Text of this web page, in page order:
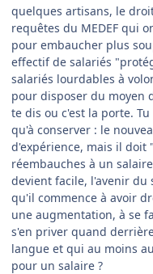
quelques artisans, le
requêtes du MEDEF qui
pour embaucher plus
effectif de salariés
salariés lourdables à
pour disposer du moyen
te dis ou c'est la porte.
qu'à conserver : le
d'expérience, mais il doit
réembauches à un
devient facile, l'avenir du
qu'il commence à avoir
une augmentation, à se
s'en priver quand
langue et qui au moins
pour un salaire ?